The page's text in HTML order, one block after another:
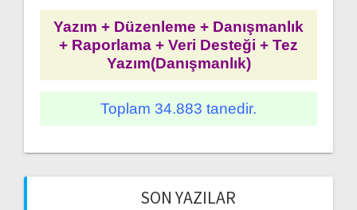
Yazım + Düzenleme + Danışmanlık
+ Raporlama + Veri Desteği + Tez
Yazım(Danışmanlık)
Toplam 34.883 tanedir.
SON YAZILAR